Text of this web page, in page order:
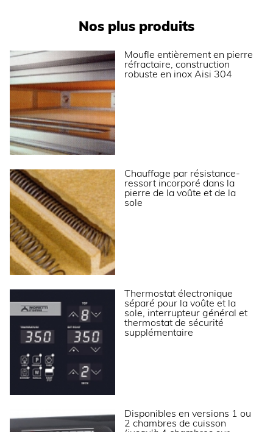
Régulation Commande électronique
PERFORMANCES ÉNERGÉTIQUES
Consommation électrique moyenne (kWh/h)
DIMENSIONS ET POIDS
Profondeur (mm)
Largeur (mm)
Hauteur (mm)
Dimensions intérieures chambre (LxP) (mm)
Dimensions intérieures (LxPxH) (mm)
Poids net (kg)
Dimensions extérieures (LxPxH) (mm) 1320x1350x1050
ALIMENTATION
Puissance électrique raccordée (kW) par chambre
Puissance électrique raccordée (kW)
Tension (V)
Fréquence (Hz)
Nos plus produits
Moufle entièrement en pierre
réfractaire, construction
robuste en inox Aisi 304
Chauffage par résistance-
ressort incorporé dans la
pierre de la voûte et de la
sole
Thermostat électronique
séparé pour la voûte et la
sole, interrupteur général et
thermostat de sécurité
supplémentaire
Disponibles en versions 1 ou
2 chambres de cuisson